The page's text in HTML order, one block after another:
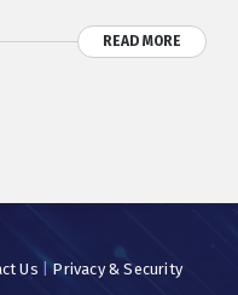
READ MORE
Us |Privacy & Security